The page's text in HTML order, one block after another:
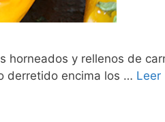
horneados y rellenos de
derretido encima los … Leer